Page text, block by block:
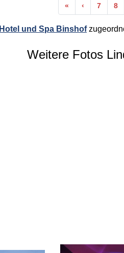
« Anfang
‹ Vorherige
7 8
Hotel und Spa Binshof
Weitere Fotos